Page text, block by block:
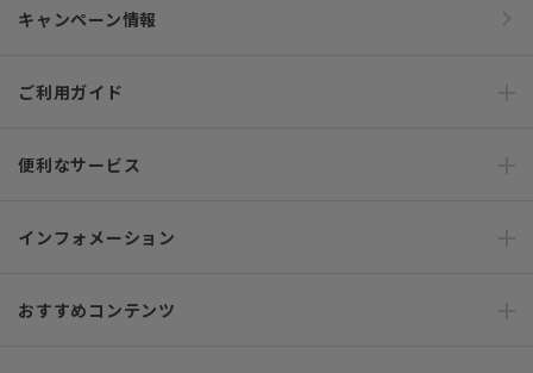
キャンペーン情報
ご利用ガイド
便利なサービス
インフォメーション
おすすめコンテンツ